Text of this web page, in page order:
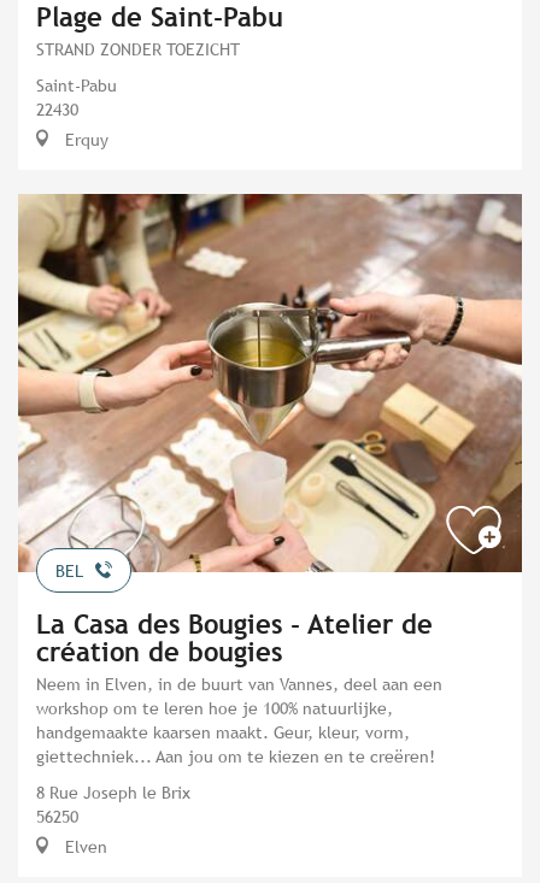
Plage de Saint-Pabu
STRAND ZONDER TOEZICHT
Saint-Pabu
22430
Erquy
BEL
La Casa des Bougies - Atelier de
création de bougies
Neem in Elven, in de buurt van Vannes, deel aan een
workshop om te leren hoe je 100% natuurlijke,
handgemaakte kaarsen maakt. Geur, kleur, vorm,
giettechniek... Aan jou om te kiezen en te creëren!
8 Rue Joseph le Brix
56250
Elven